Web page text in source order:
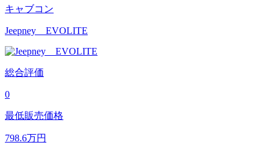
キャブコン
Jeepney EVOLITE
総合評価
0
最低販売価格
798.6万円